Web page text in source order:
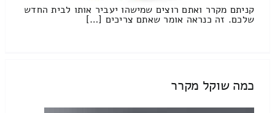
קניתם מקרר ואתם רוצים שמישהו יעביר אותו לבית החדש
שלכם. זה כנראה אומר שאתם צריכים […]
כמה שוקל מקרר